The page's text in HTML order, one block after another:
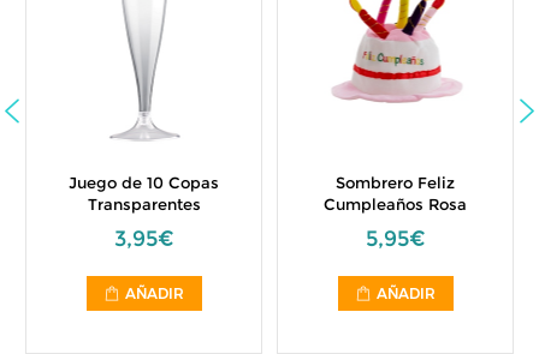
Juego de 10 Copas
Transparentes
3,95€
AÑADIR
Sombrero Feliz
Cumpleaños Rosa
5,95€
AÑADIR